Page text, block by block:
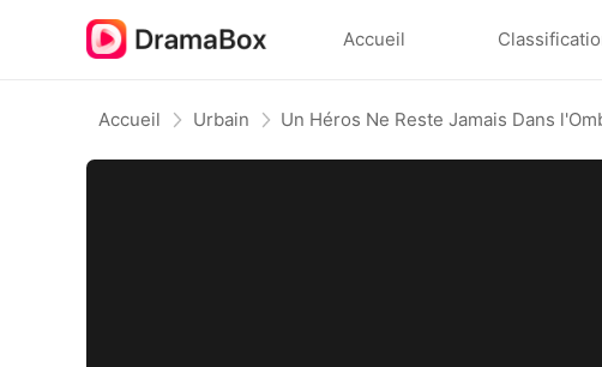
Accueil
Accueil Urbain Un Héros Ne Reste Jamais Dans